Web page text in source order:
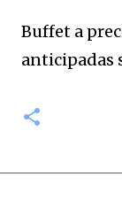
Buffet a
anticipadas